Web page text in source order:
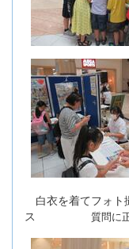
白衣を着て
ス 質問に